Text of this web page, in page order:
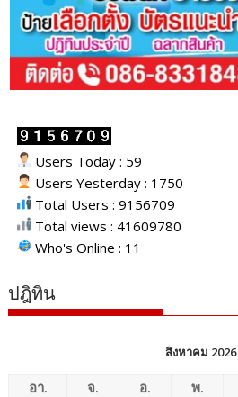
Users Today : 59
Users Yesterday : 1750
Total Users : 9156709
Total views : 41609780
Who's Online : 11
ปฎิทิน
สิงหาคม 2026
อา. จ. อ. พ.